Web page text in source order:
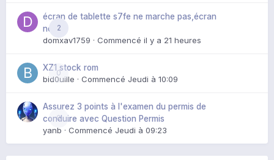
2
écran de tablette s7fe ne marche pas,écran
noir
domxav1759 · Commencé il y a 21 heures
0
XZ1 stock rom
bid0uille · Commencé Jeudi à 10:09
0
Assurez 3 points à l'examen du permis de
conduire avec Question Permis
yanb · Commencé Jeudi à 09:23